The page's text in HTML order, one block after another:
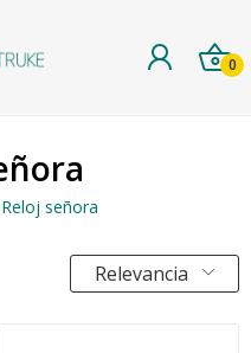
0
Reloj señora
Relevancia